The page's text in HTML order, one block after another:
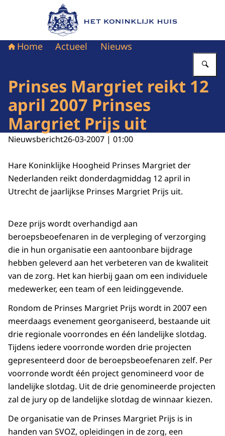
Naar de homepage van Het Koninklijk Huis
Home Actueel Nieuws
Prinses Margriet reikt 12
april 2007 Prinses
Margriet Prijs uit
Nieuwsbericht26-03-2007 | 01:00
Hare Koninklijke Hoogheid Prinses Margriet der
Nederlanden reikt donderdagmiddag 12 april in
Utrecht de jaarlijkse Prinses Margriet Prijs uit.
Deze prijs wordt overhandigd aan
beroepsbeoefenaren in de verpleging of verzorging
die in hun organisatie een aantoonbare bijdrage
hebben geleverd aan het verbeteren van de kwaliteit
van de zorg. Het kan hierbij gaan om een individuele
medewerker, een team of een leidinggevende.
Rondom de Prinses Margriet Prijs wordt in 2007 een
meerdaags evenement georganiseerd, bestaande uit
drie regionale voorrondes en één landelijke slotdag.
Tijdens iedere voorronde worden drie projecten
gepresenteerd door de beroepsbeoefenaren zelf. Per
voorronde wordt één project genomineerd voor de
landelijke slotdag. Uit de drie genomineerde projecten
zal de jury op de landelijke slotdag de winnaar kiezen.
De organisatie van de Prinses Margriet Prijs is in
handen van SVOZ, opleidingen in de zorg, een